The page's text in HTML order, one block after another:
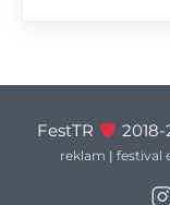
FestTR 2018-
reklam | festival